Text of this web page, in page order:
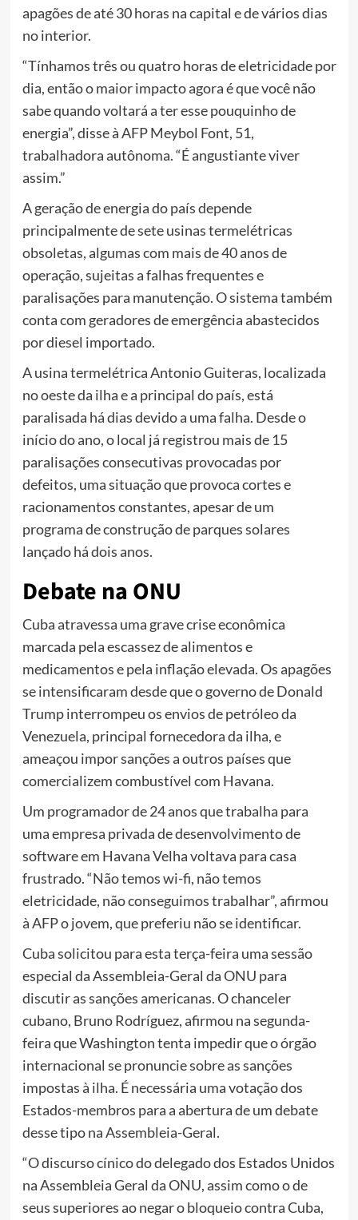
apagões de até 30 horas na capital e de vários dias
no interior.
“Tínhamos três ou quatro horas de eletricidade por
dia, então o maior impacto agora é que você não
sabe quando voltará a ter esse pouquinho de
energia”, disse à AFP Meybol Font, 51,
trabalhadora autônoma. “É angustiante viver
assim.”
A geração de energia do país depende
principalmente de sete usinas termelétricas
obsoletas, algumas com mais de 40 anos de
operação, sujeitas a falhas frequentes e
paralisações para manutenção. O sistema também
conta com geradores de emergência abastecidos
por diesel importado.
A usina termelétrica Antonio Guiteras, localizada
no oeste da ilha e a principal do país, está
paralisada há dias devido a uma falha. Desde o
início do ano, o local já registrou mais de 15
paralisações consecutivas provocadas por
defeitos, uma situação que provoca cortes e
racionamentos constantes, apesar de um
programa de construção de parques solares
lançado há dois anos.
Debate na ONU
Cuba atravessa uma grave crise econômica
marcada pela escassez de alimentos e
medicamentos e pela inflação elevada. Os apagões
se intensificaram desde que o governo de Donald
Trump interrompeu os envios de petróleo da
Venezuela, principal fornecedora da ilha, e
ameaçou impor sanções a outros países que
comercializem combustível com Havana.
Um programador de 24 anos que trabalha para
uma empresa privada de desenvolvimento de
software em Havana Velha voltava para casa
frustrado. “Não temos wi-fi, não temos
eletricidade, não conseguimos trabalhar”, afirmou
à AFP o jovem, que preferiu não se identificar.
Cuba solicitou para esta terça-feira uma sessão
especial da Assembleia-Geral da ONU para
discutir as sanções americanas. O chanceler
cubano, Bruno Rodríguez, afirmou na segunda-
feira que Washington tenta impedir que o órgão
internacional se pronuncie sobre as sanções
impostas à ilha. É necessária uma votação dos
Estados-membros para a abertura de um debate
desse tipo na Assembleia-Geral.
“O discurso cínico do delegado dos Estados Unidos
na Assembleia Geral da ONU, assim como o de
seus superiores ao negar o bloqueio contra Cuba,